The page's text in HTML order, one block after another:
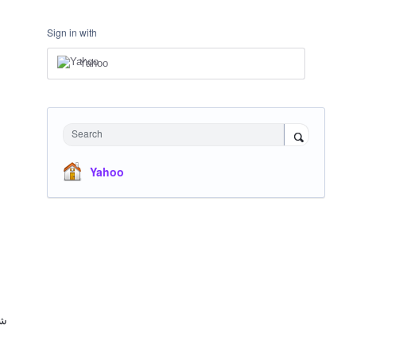
Sign in with
Yahoo
Search
Yahoo